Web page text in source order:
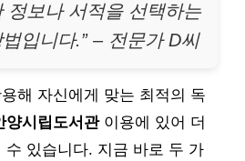
정보나 서적을 선택하는
입니다.” – 전문가 D씨
해 자신에게 맞는 최적의 독
양시립도서관이용에 있어 더
수 있습니다. 지금 바로 두 가